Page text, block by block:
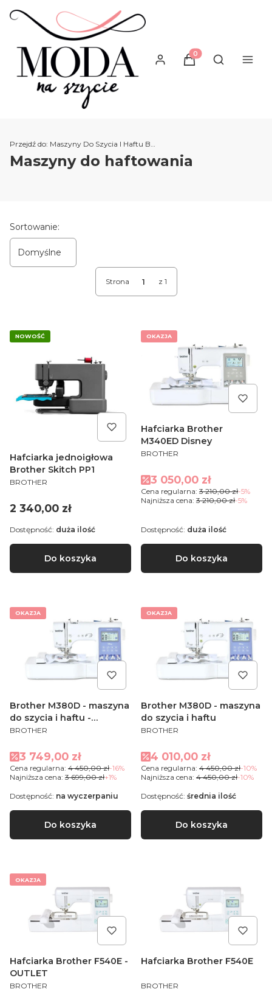
Produkty w
Otwórz
Przejdź do: Maszyny Do Szycia I Haftu Brother
Maszyny do haftowania
Lista produktów
Sortowanie:
Domyślne
Strona z 1
NOWOŚĆ
Hafciarka jednoigłowa
Brother Skitch PP1
PRODUCENT
BROTHER
Cena
2 340,00 zł
Do koszyka
Dostępność: duża ilość
OKAZJA
Hafciarka Brother
M340ED Disney
PRODUCENT
BROTHER
Cena promocyjna
3 050,00 zł
Cena regularna: 3 210,00 zł-5%
Najniższa cena: 3 210,00 zł-5%
Do koszyka
Dostępność: duża ilość
OKAZJA
Brother M380D - maszyna
do szycia i haftu -
OUTLET
PRODUCENT
BROTHER
Cena promocyjna
3 749,00 zł
Cena regularna: 4 450,00 zł-16%
Najniższa cena: 3 699,00 zł+1%
Do koszyka
Dostępność: na wyczerpaniu
OKAZJA
Brother M380D - maszyna
do szycia i haftu
PRODUCENT
BROTHER
Cena promocyjna
4 010,00 zł
Cena regularna: 4 450,00 zł-10%
Najniższa cena: 4 450,00 zł-10%
Do koszyka
Dostępność: średnia ilość
OKAZJA
Hafciarka Brother F540E -
OUTLET
PRODUCENT
BROTHER
Hafciarka Brother F540E
PRODUCENT
BROTHER